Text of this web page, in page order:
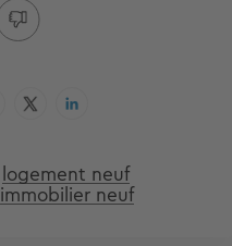
logement neuf
immobilier neuf